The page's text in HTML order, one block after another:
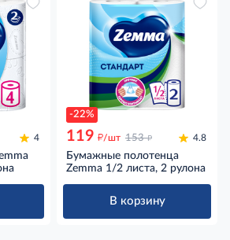
4
-22%
119 д/шт 153 д 4.8
Бумажные полотенца
Zemma 1/2 листа, 2 рулона
В корзину